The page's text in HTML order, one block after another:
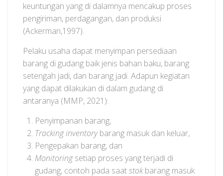
keuntungan yang di dalamnya mencakup proses
pengiriman, perdagangan, dan produksi
(Ackerman,1997).
Pelaku usaha dapat menyimpan persediaan
barang di gudang baik jenis bahan baku, barang
setengah jadi, dan barang jadi. Adapun kegiatan
yang dapat dilakukan di dalam gudang di
antaranya (MMP, 2021):
Penyimpanan barang,
Tracking inventorybarang masuk dan keluar,
Pengepakan barang, dan
Monitoringsetiap proses yang terjadi di
gudang, contoh pada saatstokbarang masuk